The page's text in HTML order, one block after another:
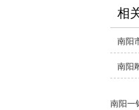
相
南阳
南阳一